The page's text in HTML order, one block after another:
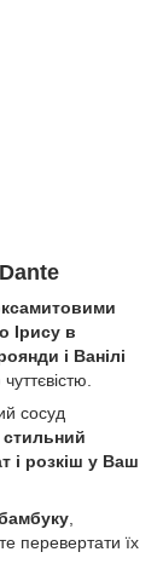
Ірису в
і Ванілі
сосуд
стильний
і розкіш у Ваш
перевертати їх